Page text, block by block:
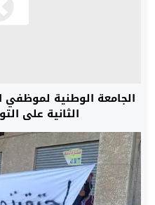
الجامعة الوطنية لموظفي
الثانية علی